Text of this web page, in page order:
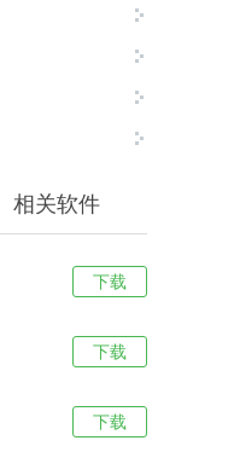
相关软件
下载
下载
下载